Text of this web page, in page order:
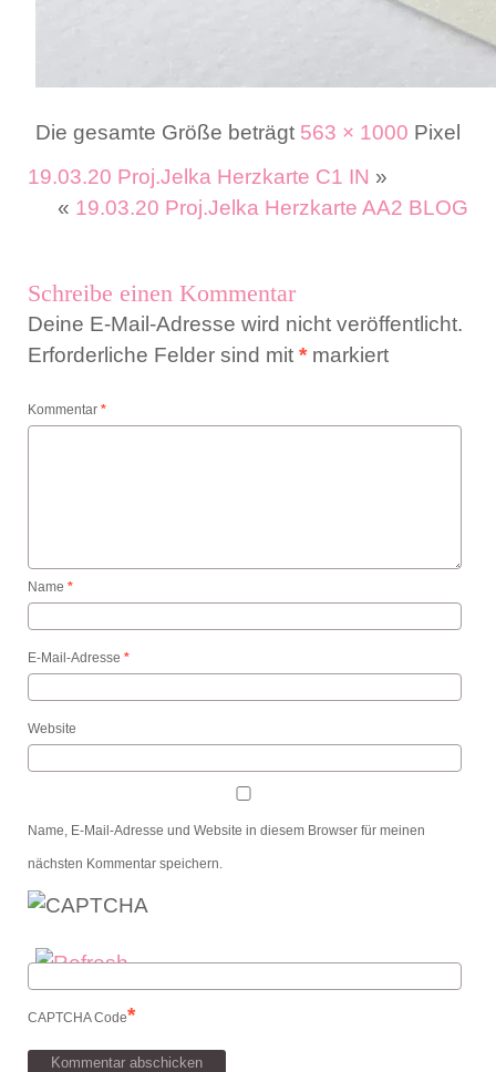
Die gesamte Größe beträgt 563 × 1000 Pixel
19.03.20 Proj.Jelka Herzkarte C1 IN »
« 19.03.20 Proj.Jelka Herzkarte AA2 BLOG
Schreibe einen Kommentar
Deine E-Mail-Adresse wird nicht veröffentlicht.
Erforderliche Felder sind mit *markiert
Kommentar *
Name *
E-Mail-Adresse *
Website
Name, E-Mail-Adresse und Website in diesem Browser für meinen
nächsten Kommentar speichern.
CAPTCHA Code*